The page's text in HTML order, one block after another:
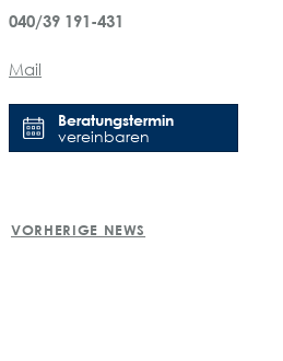
040/39 191-431
Mail
Beratungstermin
vereinbaren
POST
VORHERIGE NEWS